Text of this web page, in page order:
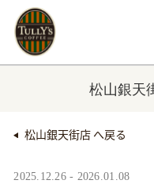
松山銀天
松山銀天街店 へ戻る
2025.12.26 - 2026.01.08